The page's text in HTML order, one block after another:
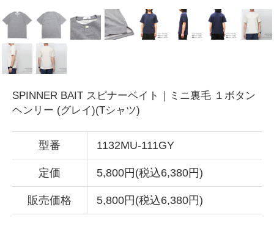
SPINNER BAIT スピナーベイト｜ミニ裏毛 １ボタン
ヘンリー (グレイ)(Tシャツ)
型番 1132MU-111GY
定価 5,800円(税込6,380円)
販売価格 5,800円(税込6,380円)